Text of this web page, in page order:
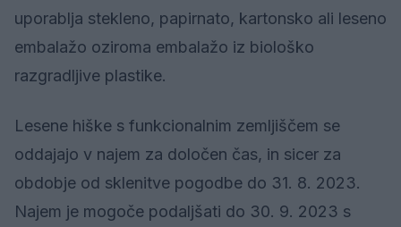
uporablja stekleno, papirnato, kartonsko ali leseno
embalažo oziroma embalažo iz biološko
razgradljive plastike.
Lesene hiške s funkcionalnim zemljiščem se
oddajajo v najem za določen čas, in sicer za
obdobje od sklenitve pogodbe do 31. 8. 2023.
Najem je mogoče podaljšati do 30. 9. 2023 s